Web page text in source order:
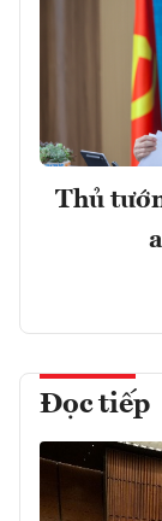
Thủ
Đọc tiếp